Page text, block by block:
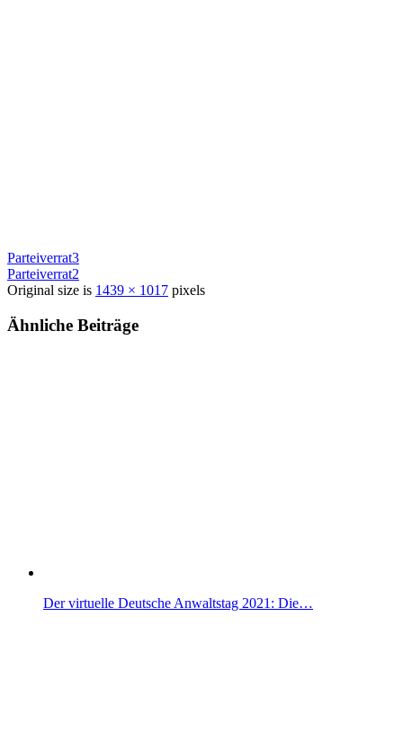
Parteiverrat3
Parteiverrat2
Original size is 1439 × 1017 pixels
Ähnliche Beiträge
Der virtuelle Deutsche Anwaltstag 2021: Die…